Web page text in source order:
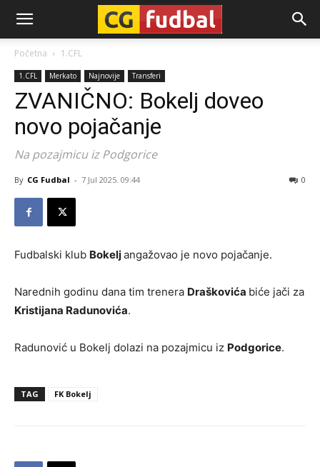
CG-
Fudbal
Početna 1.CFL
1.CFL Merkato Najnovije Transferi
ZVANIČNO: Bokelj doveo
novo pojačanje
Na pozajmicu iz Podgorice
By CG Fudbal - 7 Jul 2025. 09:44 0
Fudbalski klub Bokeljangažovao je novo pojačanje.
Narednih godinu dana tim trenera Draškovića biće jači za
Kristijana Radunovića.
Radunović u Bokelj dolazi na pozajmicu iz Podgorice.
TAG FK Bokelj